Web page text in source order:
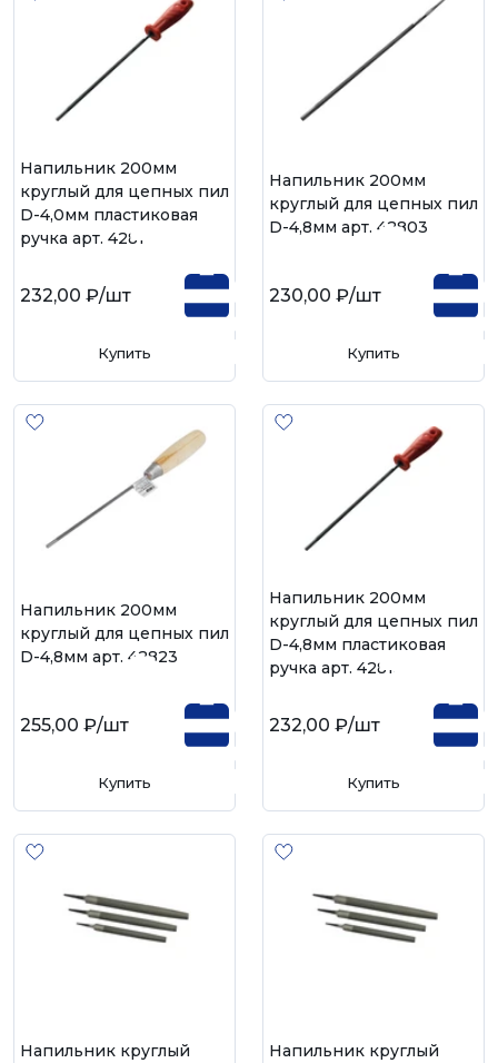
Напильник 200мм
круглый для цепных пил
D-4,0мм пластиковая
ручка арт. 42811
232,00 ₽/шт
Купить
Напильник 200мм
круглый для цепных пил
D-4,8мм арт. 42803
230,00 ₽/шт
Купить
Напильник 200мм
круглый для цепных пил
D-4,8мм арт. 42823
255,00 ₽/шт
Купить
Напильник 200мм
круглый для цепных пил
D-4,8мм пластиковая
ручка арт. 42813
232,00 ₽/шт
Купить
Напильник круглый
Напильник круглый